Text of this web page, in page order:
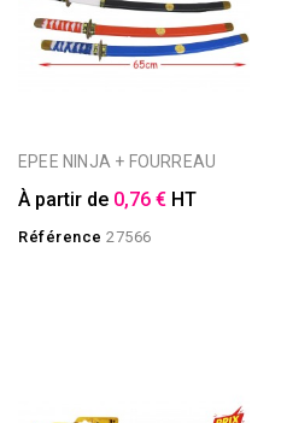
EPEE NINJA + FOURREAU
À partir de 0,76 € HT
Référence 27566